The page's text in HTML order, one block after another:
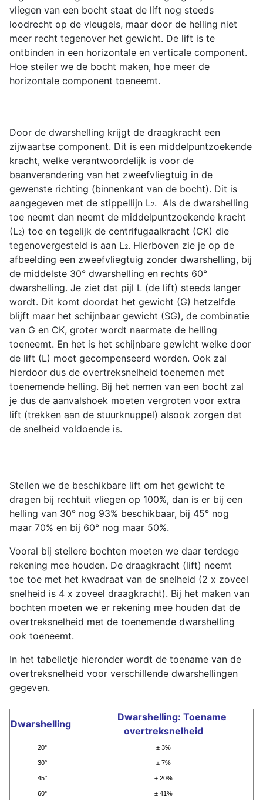
vliegen van een bocht staat de lift nog steeds
loodrecht op de vleugels, maar door de helling niet
meer recht tegenover het gewicht. De lift is te
ontbinden in een horizontale en verticale component.
Hoe steiler we de bocht maken, hoe meer de
horizontale component toeneemt.
Door de dwarshelling krijgt de draagkracht een
zijwaartse component. Dit is een middelpuntzoekende
kracht, welke verantwoordelijk is voor de
baanverandering van het zweefvliegtuig in de
gewenste richting (binnenkant van de bocht). Dit is
aangegeven met de stippellijn L2. Als de dwarshelling
toe neemt dan neemt de middelpuntzoekende kracht
(L2) toe en tegelijk de centrifugaalkracht (CK) die
tegenovergesteld is aan L2. Hierboven zie je op de
afbeelding een zweefvliegtuig zonder dwarshelling, bij
de middelste 30° dwarshelling en rechts 60°
dwarshelling. Je ziet dat pijl L (de lift) steeds langer
wordt. Dit komt doordat het gewicht (G) hetzelfde
blijft maar het schijnbaar gewicht (SG), de combinatie
van G en CK, groter wordt naarmate de helling
toeneemt. En het is het schijnbare gewicht welke door
de lift (L) moet gecompenseerd worden. Ook zal
hierdoor dus de overtreksnelheid toenemen met
toenemende helling. Bij het nemen van een bocht zal
je dus de aanvalshoek moeten vergroten voor extra
lift (trekken aan de stuurknuppel) alsook zorgen dat
de snelheid voldoende is.
Stellen we de beschikbare lift om het gewicht te
dragen bij rechtuit vliegen op 100%, dan is er bij een
helling van 30° nog 93% beschikbaar, bij 45° nog
maar 70% en bij 60° nog maar 50%.
Vooral bij steilere bochten moeten we daar terdege
rekening mee houden. De draagkracht (lift) neemt
toe toe met het kwadraat van de snelheid (2 x zoveel
snelheid is 4 x zoveel draagkracht). Bij het maken van
bochten moeten we er rekening mee houden dat de
overtreksnelheid met de toenemende dwarshelling
ook toeneemt.
In het tabelletje hieronder wordt de toename van de
overtreksnelheid voor verschillende dwarshellingen
gegeven.
Dwarshelling
Dwarshelling: Toename
overtreksnelheid
20° ± 3%
30° ± 7%
45° ± 20%
60° ± 41%